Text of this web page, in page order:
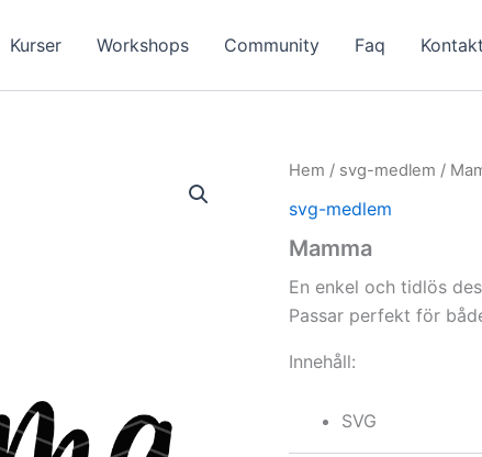
Kurser Workshops Community Faq Kontakt
Hem / svg-medlem /
svg-medlem
Mamma
En enkel och tidlös
Passar perfekt för
Innehåll:
SVG